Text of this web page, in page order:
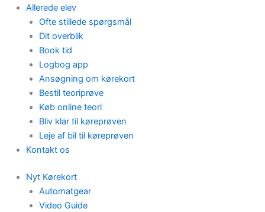
Allerede elev
Ofte stillede spørgsmål
Dit overblik
Book tid
Logbog app
Ansøgning om kørekort
Bestil teoriprøve
Køb online teori
Bliv klar til køreprøven
Leje af bil til køreprøven
Kontakt os
Nyt Kørekort
Automatgear
Video Guide